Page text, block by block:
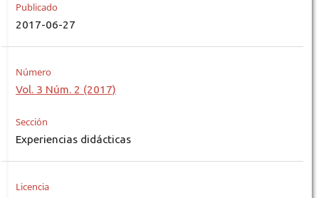
Publicado
2017-06-27
Número
Vol. 3 Núm. 2 (2017)
Sección
Experiencias didácticas
Licencia